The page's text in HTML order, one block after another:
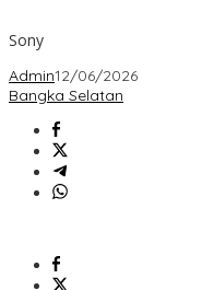
Sony
Admin12/06/2026
Bangka Selatan